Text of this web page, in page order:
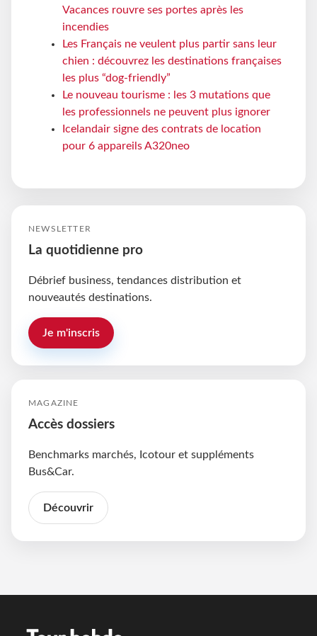
Vacances rouvre ses portes après les
incendies
Les Français ne veulent plus partir sans leur
chien : découvrez les destinations françaises
les plus “dog-friendly”
Le nouveau tourisme : les 3 mutations que
les professionnels ne peuvent plus ignorer
Icelandair signe des contrats de location
pour 6 appareils A320neo
NEWSLETTER
La quotidienne pro
Débrief business, tendances distribution et
nouveautés destinations.
Je m'inscris
MAGAZINE
Accès dossiers
Benchmarks marchés, Icotour et suppléments
Bus&Car.
Découvrir